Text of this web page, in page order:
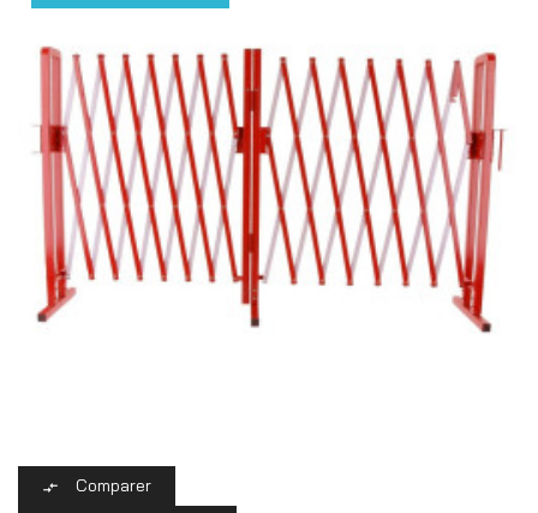
 Comparer